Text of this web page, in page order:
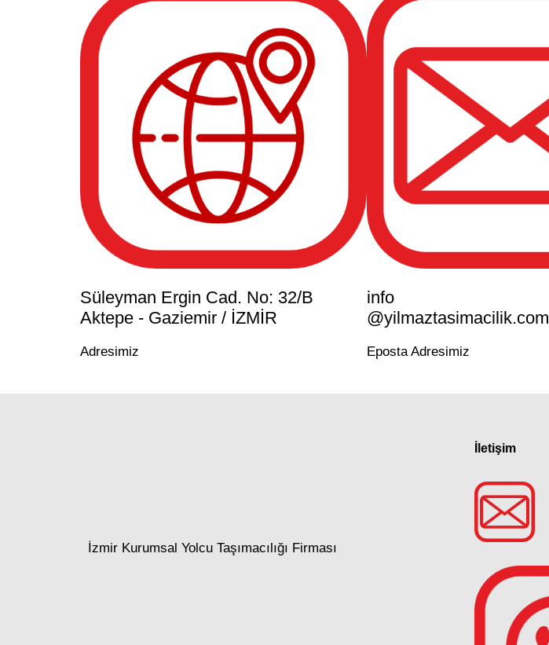
Süleyman Ergin Cad. No: 32/B
Aktepe - Gaziemir / İZMİR
Adresimiz
info
@yilmaztasimacilik.com
Eposta Adresimiz
İzmir Kurumsal Yolcu Taşımacılığı Firması
İletişim